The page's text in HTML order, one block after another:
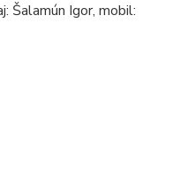
Šalamún Igor, mobil: